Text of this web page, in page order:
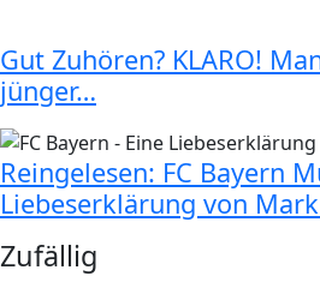
Gut Zuhören? KLARO!
jünger…
Reingelesen: FC Bayern
Liebeserklärung von
Zufällig